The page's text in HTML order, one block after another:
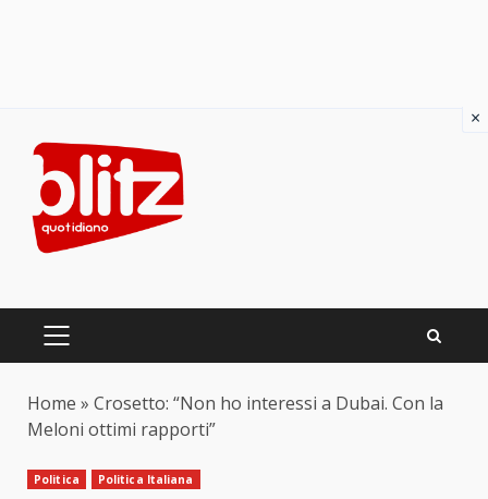
content
PRIMARY
Home » Crosetto: “Non ho interessi a Dubai. Con la
Meloni ottimi rapporti”
Politica Politica Italiana
×